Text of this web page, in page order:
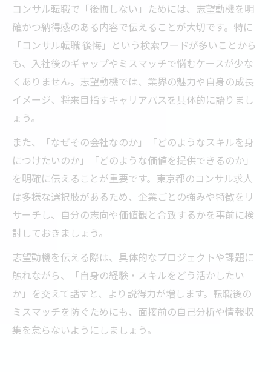
コンサル転職で「後悔しない」ためには、志望動機を明
確かつ納得感のある内容で伝えることが大切です。特に
「コンサル転職 後悔」という検索ワードが多いことから
も、入社後のギャップやミスマッチで悩むケースが少な
くありません。志望動機では、業界の魅力や自身の成長
イメージ、将来目指すキャリアパスを具体的に語りまし
ょう。
また、「なぜその会社なのか」「どのようなスキルを身
につけたいのか」「どのような価値を提供できるのか」
を明確に伝えることが重要です。東京都のコンサル求人
は多様な選択肢があるため、企業ごとの強みや特徴をリ
サーチし、自分の志向や価値観と合致するかを事前に検
討しておきましょう。
志望動機を伝える際は、具体的なプロジェクトや課題に
触れながら、「自身の経験・スキルをどう活かしたい
か」を交えて話すと、より説得力が増します。転職後の
ミスマッチを防ぐためにも、面接前の自己分析や情報収
集を怠らないようにしましょう。